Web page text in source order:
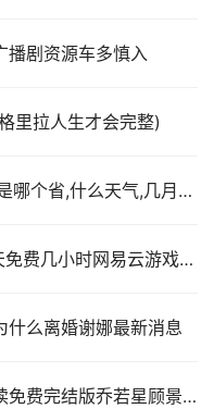
播剧资源车多慎入
里拉人生才会完整)
天气,几月份去玩是最佳时间
小时网易云游戏官方平台
什么离婚谢娜最新消息
版乔若星顾景琰书名叫什么